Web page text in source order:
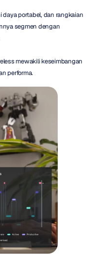
portabel, dan rangkaian
segmen dengan
mewakili keseimbangan
performa.